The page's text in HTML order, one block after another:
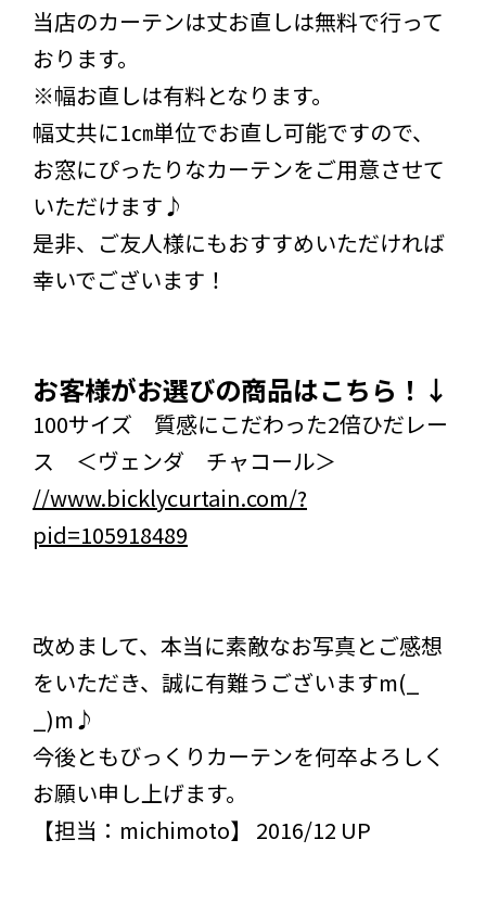
当店のカーテンは丈お直しは無料で行って
おります。
※幅お直しは有料となります。
幅丈共に1㎝単位でお直し可能ですので、
お窓にぴったりなカーテンをご用意させて
いただけます♪
是非、ご友人様にもおすすめいただければ
幸いでございます！
お客様がお選びの商品はこちら！↓
100サイズ 質感にこだわった2倍ひだレー
ス ＜ヴェンダ チャコール＞
//www.bicklycurtain.com/?
pid=105918489
改めまして、本当に素敵なお写真とご感想
をいただき、誠に有難うございますm(_
_)m♪
今後ともびっくりカーテンを何卒よろしく
お願い申し上げます。
【担当：michimoto】 2016/12 UP